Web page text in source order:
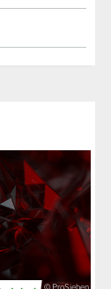
© ProSieben